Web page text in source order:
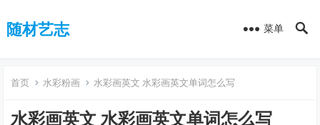
随材艺志 菜单
首页 水彩粉画 水彩画英文 水彩画英文单词怎么写
水彩画英文 水彩画英文单词怎么写